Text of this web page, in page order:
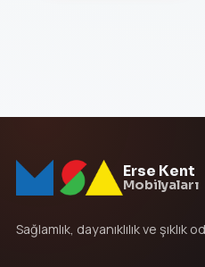
Erse Kent
Mobilyaları
Sağlamlık, dayanıklılık ve şıklık